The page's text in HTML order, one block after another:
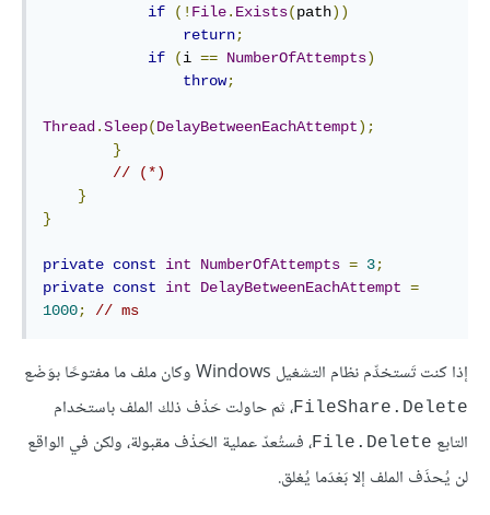
if
(! File. Exists(path))
return;
if
(i == NumberOfAttempts)
throw;
Thread .Sleep(DelayBetweenEachAttempt);
}
// (*)
}
}
private const int NumberOfAttempts = 3;
private const int DelayBetweenEachAttempt =
1000; // ms
إذا كنت تَستخدِّم نظام التشغيل Windows وكان ملف ما مفتوحًا بوَضْع
FileShare.Delete، ثم حاولت حَذْف ذلك الملف باستخدام
التابع File.Delete، فستُعدّ عملية الحَذْف مقبولة، ولكن في الواقع
لن يُحذَف الملف إلا بَعْدَما يُغلق.